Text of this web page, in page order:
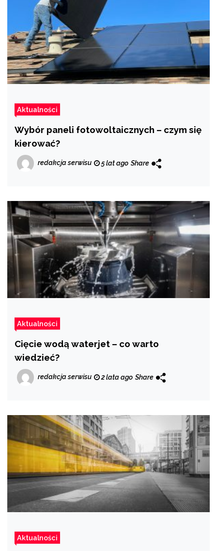
Aktualności
Wybór paneli fotowoltaicznych – czym się
kierować?
redakcja serwisu 5 lat ago Share
Aktualności
Cięcie wodą waterjet – co warto
wiedzieć?
redakcja serwisu 2 lata ago Share
Aktualności